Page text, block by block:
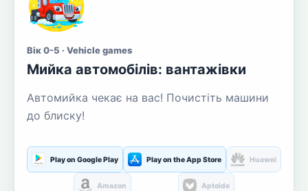
Вік 0-5 · Vehicle games
Мийка автомобілів: вантажівки
Автомийка чекає на вас! Почистіть машини
до блиску!
Play on Google Play Play on the App Store Huawei
Amazon Aptoide